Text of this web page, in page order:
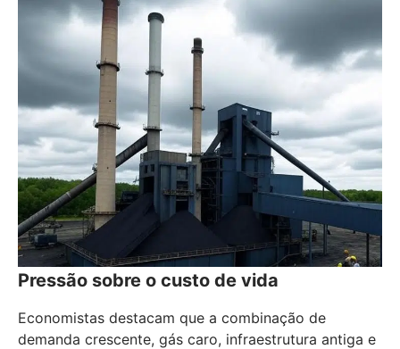
Pressão sobre o custo de vida
Economistas destacam que a combinação de
demanda crescente, gás caro, infraestrutura antiga e